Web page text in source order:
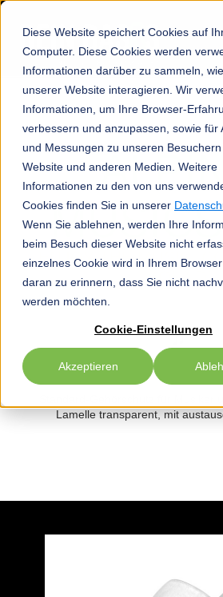
Diese Website speichert Cookies auf
Computer. Diese Cookies werden
Informationen darüber zu sammeln,
unserer Website interagieren. Wir
Informationen, um Ihre Browser-
verbessern und anzupassen, sowie für
und Messungen zu unseren
Website und anderen Medien. Weitere
Informationen zu den von uns
Cookies finden Sie in unserer
Wenn Sie ablehnen, werden Ihre
beim Besuch dieser Website nicht
einzelnes Cookie wird in Ihrem
daran zu erinnern, dass Sie nicht
werden möchten.
Cookie-Einstellungen
Akzeptieren
ENJOY THE MUSIC,
SOUND!
Standard-Gehörschutz für Musiker
Lamelle transparent, mit